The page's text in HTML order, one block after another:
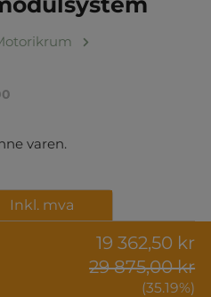
varen.
19 362,50 kr
29 875,00 kr
(35.19%)
Inkl. mva